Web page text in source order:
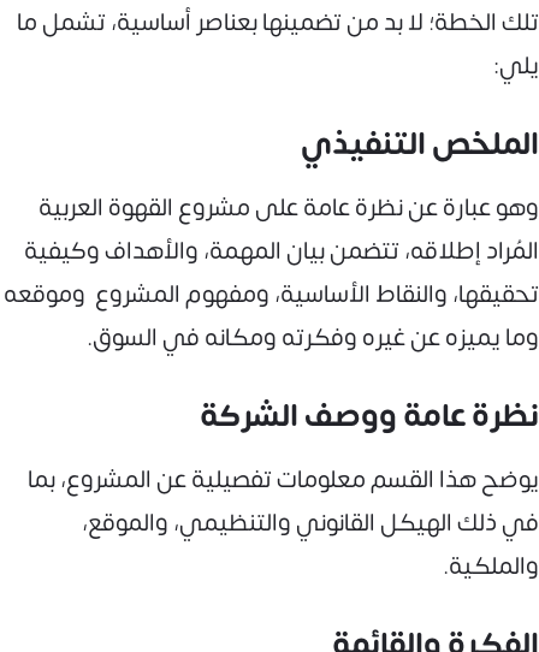
تلك الخطة؛ لا بد من تضمينها بعناصر أساسية، تشمل ما
يلي:
الملخص التنفيذي
وهو عبارة عن نظرة عامة على مشروع القهوة العربية
المُراد إطلاقه، تتضمن بيان المهمة، والأهداف وكيفية
تحقيقها، والنقاط الأساسية، ومفهوم المشروع وموقعه
وما يميزه عن غيره وفكرته ومكانه في السوق.
نظرة عامة ووصف الشركة
يوضح هذا القسم معلومات تفصيلية عن المشروع، بما
في ذلك الهيكل القانوني والتنظيمي، والموقع،
والملكية.